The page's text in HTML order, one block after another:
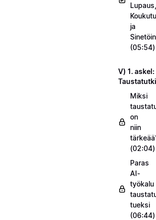
Lupaus,
ja
(05:54)
V) 1. askel:
Miksi
on
niin
(02:04)
Paras
AI-
työkalu
tueksi
(06:44)